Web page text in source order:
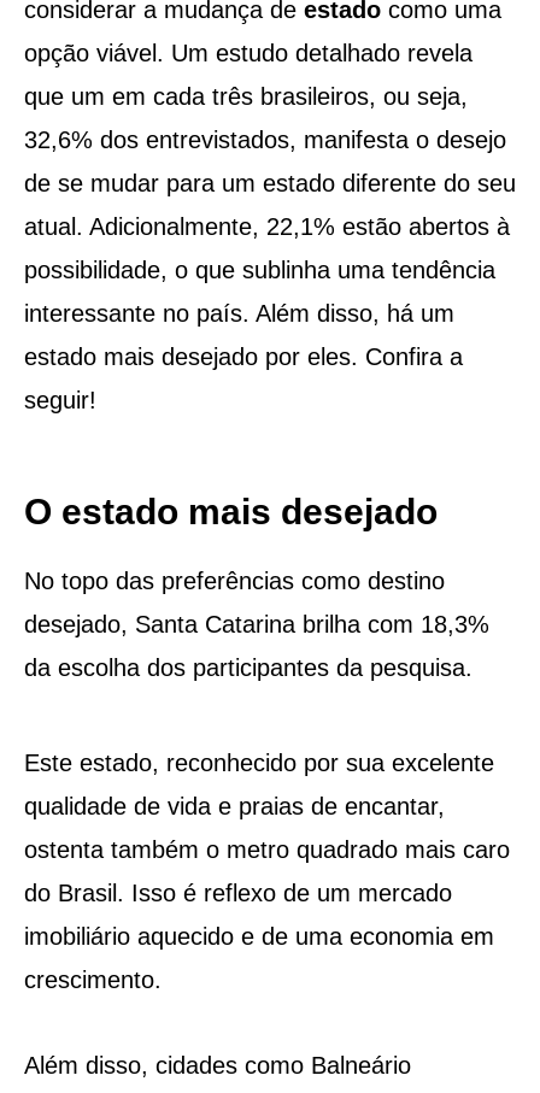
considerar a mudança de estadocomo uma
opção viável. Um estudo detalhado revela
que um em cada três brasileiros, ou seja,
32,6% dos entrevistados, manifesta o desejo
de se mudar para um estado diferente do seu
atual. Adicionalmente, 22,1% estão abertos à
possibilidade, o que sublinha uma tendência
interessante no país. Além disso, há um
estado mais desejado por eles. Confira a
seguir!
O estado mais desejado
No topo das preferências como destino
desejado, Santa Catarina brilha com 18,3%
da escolha dos participantes da pesquisa.
Este estado, reconhecido por sua excelente
qualidade de vida e praias de encantar,
ostenta também o metro quadrado mais caro
do Brasil. Isso é reflexo de um mercado
imobiliário aquecido e de uma economia em
crescimento.
Além disso, cidades como Balneário